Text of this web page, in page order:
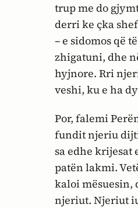
trup me do
derri ke çka
– e sidomos që
zhigatuni, dhe
hyjnore. Rri
veshi, ku e ha
Por, falemi
fundit njeriu
sa edhe krijesat
patën lakmi.
kaloi mësuesin,
njeriut. Njeriut